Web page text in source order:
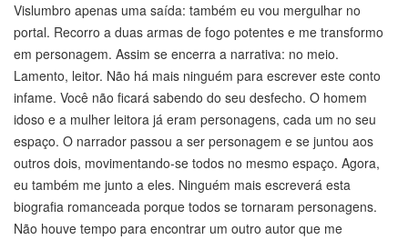
Vislumbro apenas uma saída: também eu vou mergulhar no
portal. Recorro a duas armas de fogo potentes e me transformo
em personagem. Assim se encerra a narrativa: no meio.
Lamento, leitor. Não há mais ninguém para escrever este conto
infame. Você não ficará sabendo do seu desfecho. O homem
idoso e a mulher leitora já eram personagens, cada um no seu
espaço. O narrador passou a ser personagem e se juntou aos
outros dois, movimentando-se todos no mesmo espaço. Agora,
eu também me junto a eles. Ninguém mais escreverá esta
biografia romanceada porque todos se tornaram personagens.
Não houve tempo para encontrar um outro autor que me